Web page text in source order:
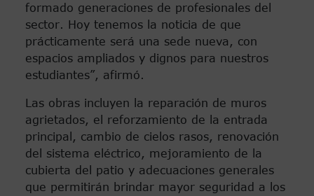
formado generaciones de profesionales del
sector. Hoy tenemos la noticia de que
prácticamente será una sede nueva, con
espacios ampliados y dignos para nuestros
estudiantes”, afirmó.
Las obras incluyen la reparación de muros
agrietados, el reforzamiento de la entrada
principal, cambio de cielos rasos, renovación
del sistema eléctrico, mejoramiento de la
cubierta del patio y adecuaciones generales
que permitirán brindar mayor seguridad a los